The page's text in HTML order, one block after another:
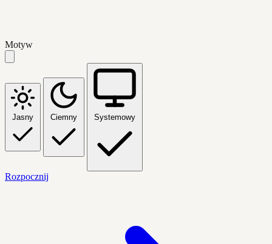
Motyw
Jasny Ciemny Systemowy
Rozpocznij